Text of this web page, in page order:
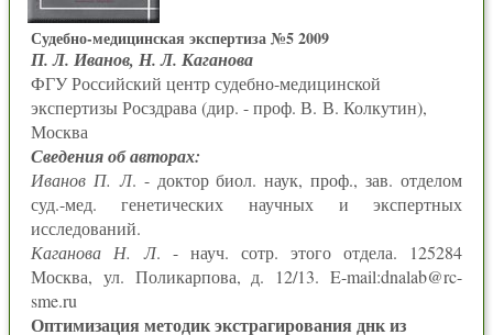
Судебно-медицинская экспертиза №5 2009
П. Л. Иванов, Н. Л. Каганова
ФГУ Российский центр судебно-медицинской
экспертизы Росздрава (дир. - проф. В. В. Колкутин),
Москва
Сведения об авторах:
Иванов П. Л. - доктор биол. наук, проф., зав. отделом
суд.-мед. генетических научных и экспертных
исследований.
Каганова Н. Л. - науч. сотр. этого отдела. 125284
Москва, ул. Поликарпова, д. 12/13. E-mail:dnalab@rc-
sme.ru
Оптимизация методик экстрагирования днк из